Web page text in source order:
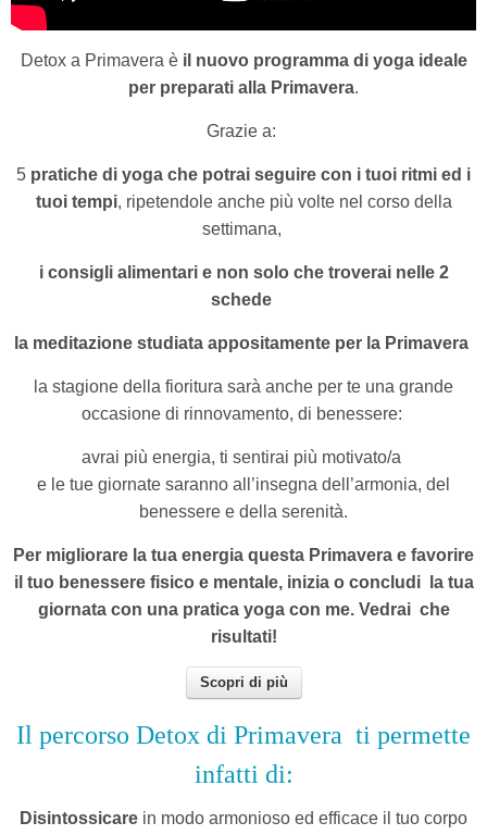
Detox a Primavera è il nuovo programma di yoga ideale
per preparati alla Primavera.
Grazie a:
5 pratiche di yoga che potrai seguire con i tuoi ritmi ed i
tuoi tempi, ripetendole anche più volte nel corso della
settimana,
i consigli alimentari e non solo che troverai nelle 2
schede
la meditazione studiata appositamente per la Primavera
la stagione della fioritura sarà anche per te una grande
occasione di rinnovamento, di benessere:
avrai più energia, ti sentirai più motivato/a
e le tue giornate saranno all’insegna dell’armonia, del
benessere e della serenità.
Per migliorare la tua energia questa Primavera e favorire
il tuo benessere fisico e mentale, inizia o concludi la tua
giornata con una pratica yoga con me. Vedrai che
risultati!
Scopri di più
Il percorso Detox di Primavera ti permette
infatti di:
Disintossicare in modo armonioso ed efficace il tuo corpo